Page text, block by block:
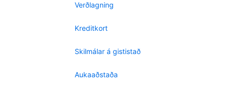
Verðlagning
Kreditkort
Skilmálar á gististað
Aukaaðstaða